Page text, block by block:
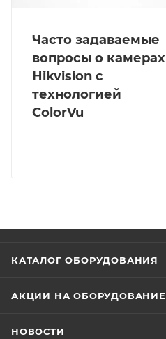
Часто задаваемые
вопросы о камерах
Hikvision с
технологией
ColorVu
КАТАЛОГ ОБОРУДОВАНИЯ
АКЦИИ НА ОБОРУДОВАНИЕ
НОВОСТИ